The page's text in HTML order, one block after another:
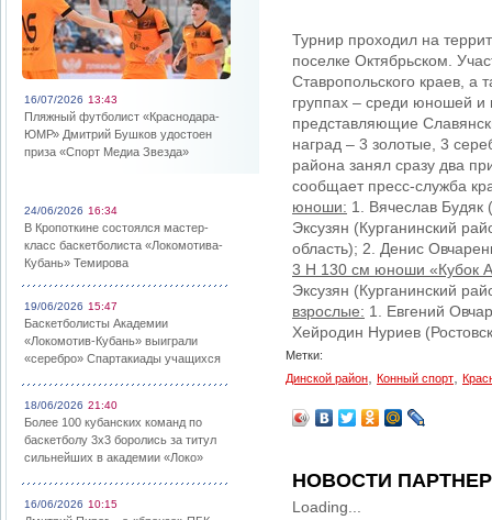
16/07/2026 13:43
Пляжный футболист «Краснодара-
ЮМР» Дмитрий Бушков удостоен
приза «Спорт Медиа Звезда»
24/06/2026 16:34
В Кропоткине состоялся мастер-
класс баскетболиста «Локомотива-
Кубань» Темирова
19/06/2026 15:47
Баскетболисты Академии
«Локомотив-Кубань» выиграли
«серебро» Спартакиады учащихся
18/06/2026 21:40
Более 100 кубанских команд по
баскетболу 3х3 боролись за титул
сильнейших в академии «Локо»
16/06/2026 10:15
Турнир проходил на
поселке Октябрьском.
Ставропольского краев, а
группах – среди юношей и
представляющие
наград – 3 золотые, 3
района занял сразу два
сообщает пресс-служба
юноши: 1. Вячеслав Будяк
Эксузян (Курганинский
область); 2. Денис
3 Н 130 см юноши «Кубок
Эксузян (Курганинский
взрослые: 1. Евгений
Хейродин Нуриев
Метки:
Динской район
Конный спорт
НОВОСТИ
Loading...